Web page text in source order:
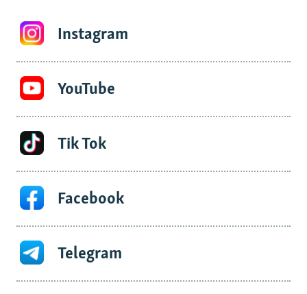
Instagram
YouTube
Tik Tok
Facebook
Telegram